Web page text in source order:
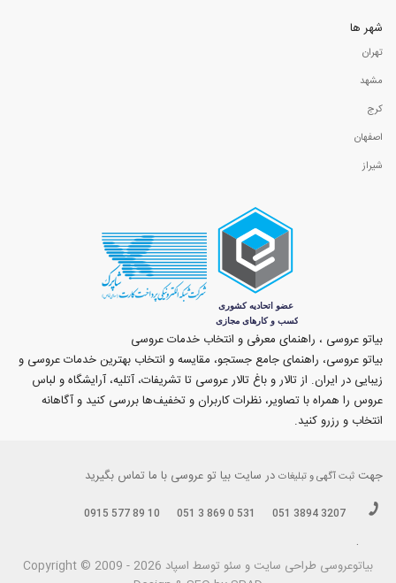
شهر ها
تهران
مشهد
کرج
اصفهان
شیراز
بیاتو عروسی ، راهنمای معرفی و انتخاب خدمات عروسی
بیاتو عروسی، راهنمای جامع جستجو، مقایسه و انتخاب بهترین خدمات عروسی و
زیبایی در ایران. از تالار و باغ تالار عروسی تا تشریفات، آتلیه، آرایشگاه و لباس
عروس را همراه با تصاویر، نظرات کاربران و تخفیف‌ها بررسی کنید و آگاهانه
انتخاب و رزرو کنید.
جهت ثبت آگهی و تبلیغات در سایت بیا تو عروسی با ما تماس بگیرید
051 3894 3207
051 3 869 0 531
0915 577 89 10
.
بیاتوعروسی Copyright © 2009 - 2026 طراحی سايت و سئو توسط اسپاد